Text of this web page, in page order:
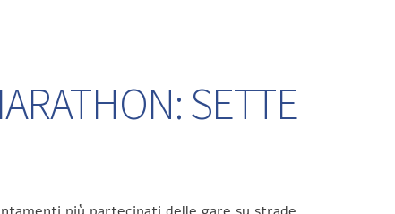
SETTE